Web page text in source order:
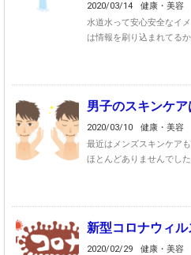
2020/03/14
健康・美容
水道水って安心安全なイ
は情報を刷り込まれてる
男子のスキンケ
2020/03/10
健康・美容
最近はメンズスキンケア
ほとんどありませんでし
新型コロナウィ
2020/02/29
健康・美容